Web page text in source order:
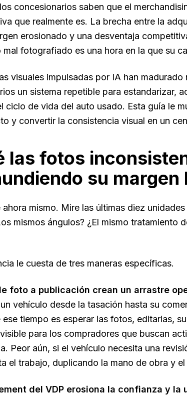
concesionarios saben que el
que realmente es. La brecha entre la
erosionado y una desventaja
mal fotografiado es una hora en la que su
visuales impulsadas por IA han
un sistema repetible para estandarizar,
ciclo de vida del auto usado. Esta guía le
y convertir la consistencia visual en un
las fotos
su margen
ahora mismo. Mire las últimas diez
mismos ángulos? ¿El mismo
le cuesta de tres maneras específicas.
foto a publicación crean un arrastre
vehículo desde la tasación hasta su
tiempo es esperar las fotos, editarlas,
para los compradores que buscan
Peor aún, si el vehículo necesita una
el trabajo, duplicando la mano de obra y el
del VDP erosiona la confianza y la